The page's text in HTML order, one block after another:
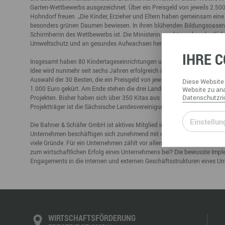
Büro- & Gewerberäume mieten
Ausstellungsflächen mieten
Gewerberäume mieten
Ausstellungsflächen mieten
Garten-Wettbewerbs ausgezeichnet. Über ein Preisgeld von jeweils
Hohndorf freuen. „Die Kinder, Erzieher und Eltern haben gemeinsam
besonders grünen Daumen bewiesen. In ihren blühenden
Schirmherrin des Wettbewerbs ist. Die Ministerin machte zudem
Umweltschutz und an gesundes Aufwachsen herangeführt werden.
Insgesamt haben 80 Kindertageseinrichtungen unter dem Motto
Idee wird nunmehr seit sechs Jahren erfolgreich in einem dreistufigen
Auswahl der 30 Besten, die ein Preisgeld von jeweils 400 Euro
1.000 Euro gekürt. Am Ende stehen die drei Landessieger fest. Neben
Projekten. Bisher haben sich über 350 Kitas aus ganz Sachsen an
Projektträger ist die Sächsische Landesvereinigung für
Die Bahner & Schäfer GmbH ist aktives Mitglied im CSRnetERZ-
Unternehmen beschäftigen sich zunehmend mit der Thematik
viele Gründe. Für ein Unternehmen zählt vor allem der ökonomische
zum wirtschaftlichen Erfolg eines Unternehmens bei? Die bewusste
Engagements in die internen und externen Geschäftsstrukturen eines
WIRTSCHAFTSFÖRDERUNG
IHRE
DieseWebsite
Websitezu